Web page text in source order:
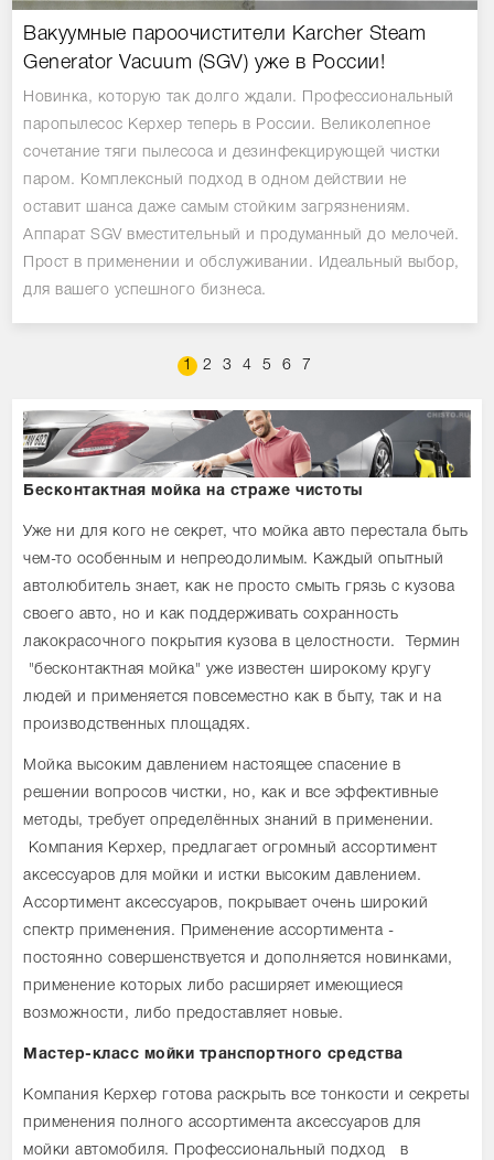
Вакуумные пароочистители Karcher Steam
Generator Vacuum (SGV) уже в России!
Новинка, которую так долго ждали. Профессиональный
паропылесос Керхер теперь в России. Великолепное
сочетание тяги пылесоса и дезинфекцирующей чистки
паром. Комплексный подход в одном действии не
оставит шанса даже самым стойким загрязнениям.
Аппарат SGV вместительный и продуманный до мелочей.
Прост в применении и обслуживании. Идеальный выбор,
для вашего успешного бизнеса.
1 2 3 4 5 6 7
Бесконтактная мойка на страже чистоты
Уже ни для кого не секрет, что мойка авто перестала быть
чем-то особенным и непреодолимым. Каждый опытный
автолюбитель знает, как не просто смыть грязь с кузова
своего авто, но и как поддерживать сохранность
лакокрасочного покрытия кузова в целостности. Термин
"бесконтактная мойка" уже известен широкому кругу
людей и применяется повсеместно как в быту, так и на
производственных площадях.
Мойка высоким давлением настоящее спасение в
решении вопросов чистки, но, как и все эффективные
методы, требует определённых знаний в применении.
Компания Керхер, предлагает огромный ассортимент
аксессуаров для мойки и истки высоким давлением.
Ассортимент аксессуаров, покрывает очень широкий
спектр применения. Применение ассортимента -
постоянно совершенствуется и дополняется новинками,
применение которых либо расширяет имеющиеся
возможности, либо предоставляет новые.
Мастер-класс мойки транспортного средства
Компания Керхер готова раскрыть все тонкости и секреты
применения полного ассортимента аксессуаров для
мойки автомобиля. Профессиональный подход в